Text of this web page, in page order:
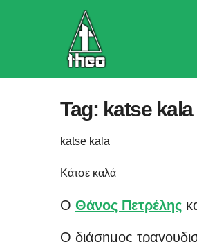
Tag: katse kala
katse kala
Κάτσε καλά
Ο Θάνος Πετρέλης
Ο διάσημος